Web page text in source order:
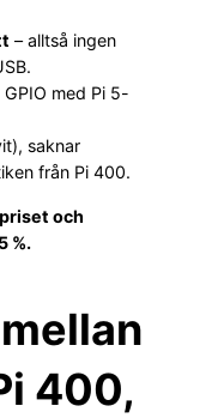
– alltså ingen
GPIO med Pi 5-
saknar
från Pi 400.
och
%.
400,